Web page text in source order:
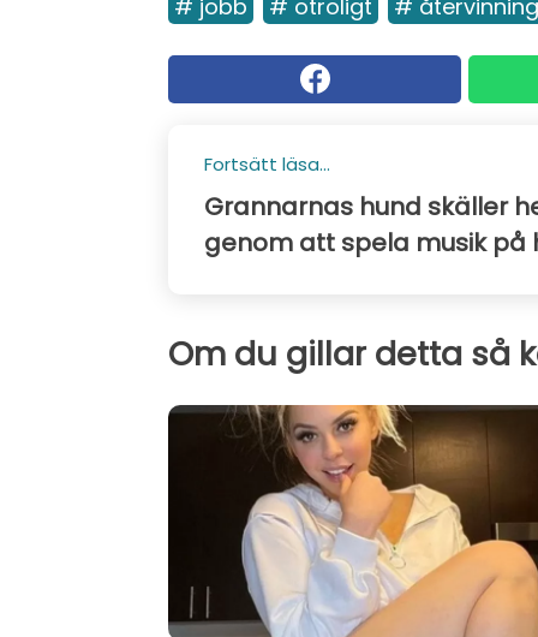
# jobb # otroligt # återvinning
Fortsätt läsa...
Grannarnas hund skäller
genom att spela musik på
Om du gillar detta så